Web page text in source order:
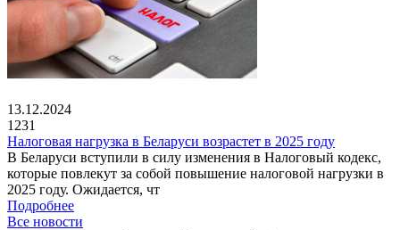
13.12.2024
1231
Налоговая нагрузка в Беларуси возрастет в 2025 году
В Беларуси вступили в силу изменения в Налоговый кодекс,
которые повлекут за собой повышение налоговой нагрузки в
2025 году. Ожидается, чт
Подробнее
Все новости